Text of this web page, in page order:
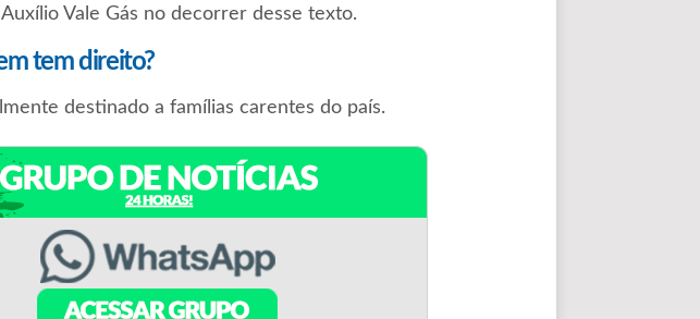
Vale Gás no decorrer desse texto.
tem direito?
destinado a famílias carentes do país.